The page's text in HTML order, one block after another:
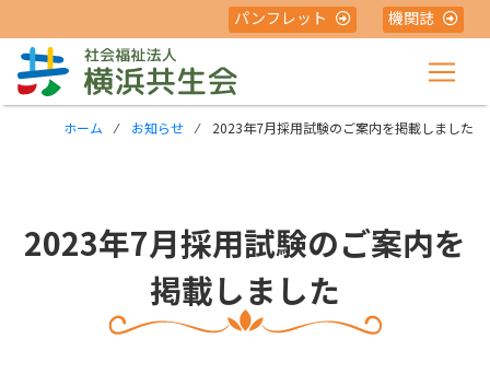
パンフレット 機関誌
ホーム ⁄ お知らせ ⁄ 2023年7月採用試験のご案内を掲載しました
2023年7月採用試験のご案内を
掲載しました